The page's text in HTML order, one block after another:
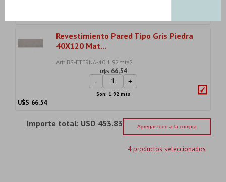
Revestimiento Pared Tipo Gris Piedra
40X120 Mat...
Art: BS-ETERNA-40|1.92mts2
U$S 66,54
- +
Son: 1.92 mts
U$S 66.54
Importe total: USD 453.83 Agregar todo a la compra
4 productos seleccionados